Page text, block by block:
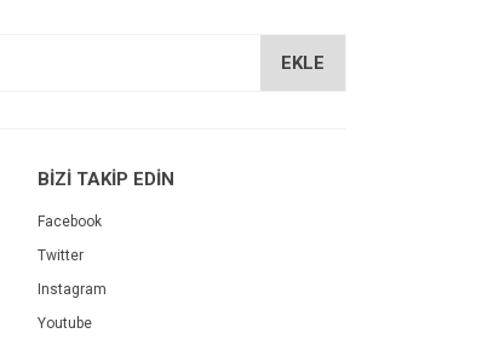
EKLE
BİZİ TAKİP EDİN
Facebook
Twitter
Instagram
Youtube